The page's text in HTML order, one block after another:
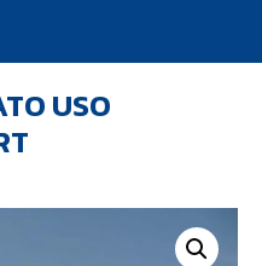
USO